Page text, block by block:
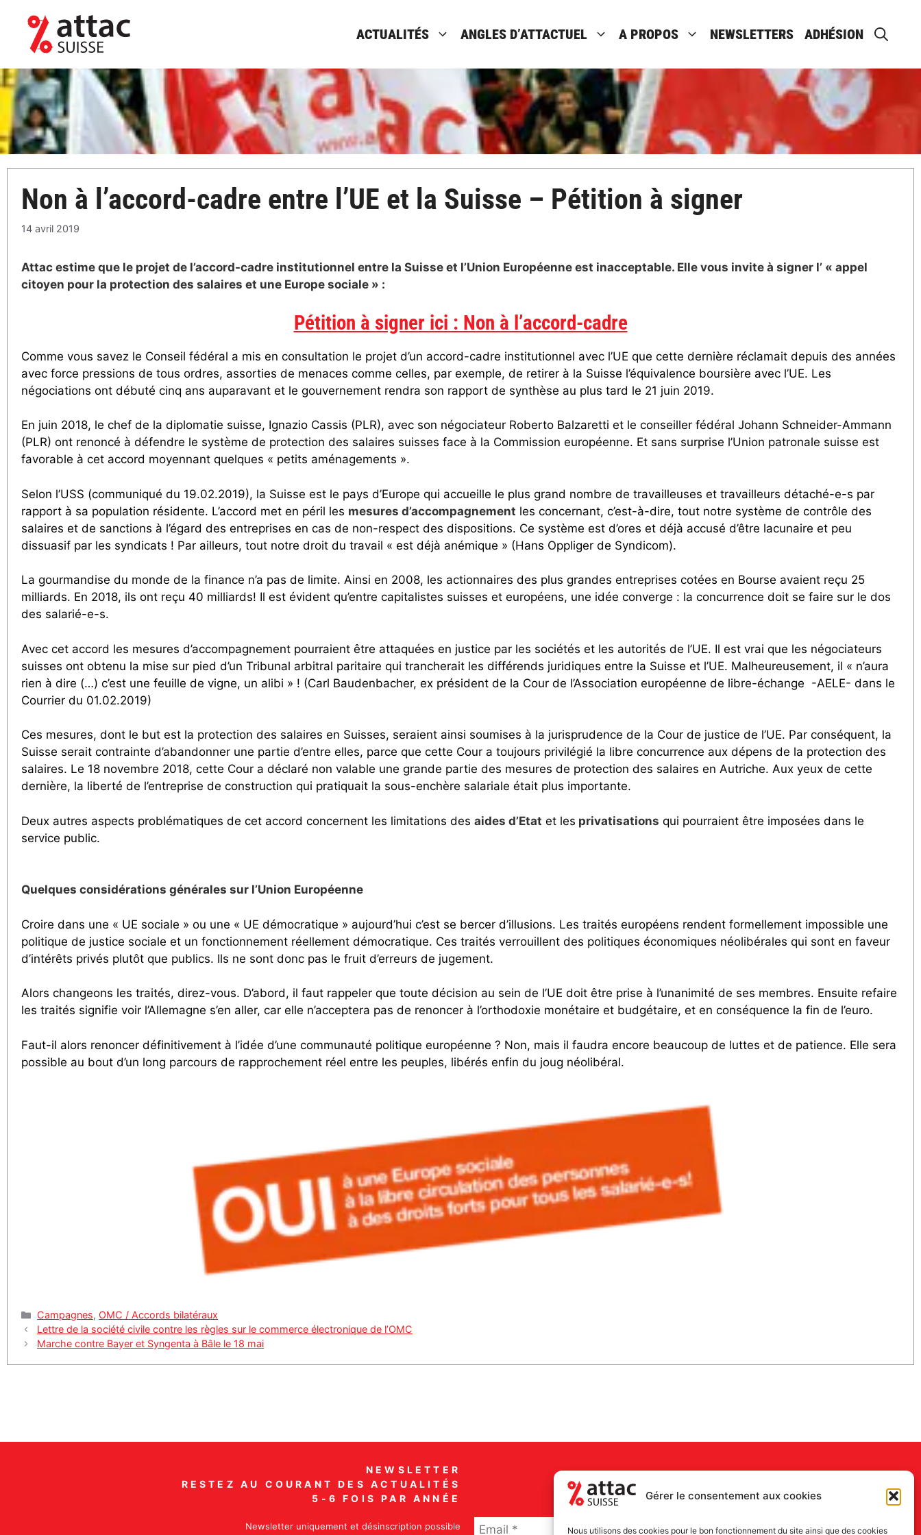
Gérer le consentement aux cookies
Nous utilisons des cookies pour le bon fonctionnement du site ainsi que des cookies
contenu
ACTUALITÉS ANGLES D’ATTACTUEL A PROPOS NEWSLETTERS ADHÉSION
Non à l’accord-cadre entre l’UE et la Suisse – Pétition à signer
14 avril 2019
Attac estime que le projet de l’accord-cadre institutionnel entre la Suisse et l’Union Européenne est inacceptable. Elle vous invite à signer l’ « appel
citoyen pour la protection des salaires et une Europe sociale » :
Pétition à signer ici : Non à l’accord-cadre
Comme vous savez le Conseil fédéral a mis en consultation le projet d’un accord-cadre institutionnel avec l’UE que cette dernière réclamait depuis des années
avec force pressions de tous ordres, assorties de menaces comme celles, par exemple, de retirer à la Suisse l’équivalence boursière avec l’UE. Les
négociations ont débuté cinq ans auparavant et le gouvernement rendra son rapport de synthèse au plus tard le 21 juin 2019.
En juin 2018, le chef de la diplomatie suisse, Ignazio Cassis (PLR), avec son négociateur Roberto Balzaretti et le conseiller fédéral Johann Schneider-Ammann
(PLR) ont renoncé à défendre le système de protection des salaires suisses face à la Commission européenne. Et sans surprise l’Union patronale suisse est
favorable à cet accord moyennant quelques « petits aménagements ».
Selon l’USS (communiqué du 19.02.2019), la Suisse est le pays d’Europe qui accueille le plus grand nombre de travailleuses et travailleurs détaché-e-s par
rapport à sa population résidente. L’accord met en péril les mesures d’accompagnement les concernant, c’est-à-dire, tout notre système de contrôle des
salaires et de sanctions à l’égard des entreprises en cas de non-respect des dispositions. Ce système est d’ores et déjà accusé d’être lacunaire et peu
dissuasif par les syndicats ! Par ailleurs, tout notre droit du travail « est déjà anémique » (Hans Oppliger de Syndicom).
La gourmandise du monde de la finance n’a pas de limite. Ainsi en 2008, les actionnaires des plus grandes entreprises cotées en Bourse avaient reçu 25
milliards. En 2018, ils ont reçu 40 milliards! Il est évident qu’entre capitalistes suisses et européens, une idée converge : la concurrence doit se faire sur le dos
des salarié-e-s.
Avec cet accord les mesures d’accompagnement pourraient être attaquées en justice par les sociétés et les autorités de l’UE. Il est vrai que les négociateurs
suisses ont obtenu la mise sur pied d’un Tribunal arbitral paritaire qui trancherait les différends juridiques entre la Suisse et l’UE. Malheureusement, il « n’aura
rien à dire (…) c’est une feuille de vigne, un alibi » ! (Carl Baudenbacher, ex président de la Cour de l’Association européenne de libre-échange -AELE- dans le
Courrier du 01.02.2019)
Ces mesures, dont le but est la protection des salaires en Suisses, seraient ainsi soumises à la jurisprudence de la Cour de justice de l’UE. Par conséquent, la
Suisse serait contrainte d’abandonner une partie d’entre elles, parce que cette Cour a toujours privilégié la libre concurrence aux dépens de la protection des
salaires. Le 18 novembre 2018, cette Cour a déclaré non valable une grande partie des mesures de protection des salaires en Autriche. Aux yeux de cette
dernière, la liberté de l’entreprise de construction qui pratiquait la sous-enchère salariale était plus importante.
Deux autres aspects problématiques de cet accord concernent les limitations des aides d’Etat et les privatisations qui pourraient être imposées dans le
service public.
Quelques considérations générales sur l’Union Européenne
Croire dans une « UE sociale » ou une « UE démocratique » aujourd’hui c’est se bercer d’illusions. Les traités européens rendent formellement impossible une
politique de justice sociale et un fonctionnement réellement démocratique. Ces traités verrouillent des politiques économiques néolibérales qui sont en faveur
d’intérêts privés plutôt que publics. Ils ne sont donc pas le fruit d’erreurs de jugement.
Alors changeons les traités, direz-vous. D’abord, il faut rappeler que toute décision au sein de l’UE doit être prise à l’unanimité de ses membres. Ensuite refaire
les traités signifie voir l’Allemagne s’en aller, car elle n’acceptera pas de renoncer à l’orthodoxie monétaire et budgétaire, et en conséquence la fin de l’euro.
Faut-il alors renoncer définitivement à l’idée d’une communauté politique européenne ? Non, mais il faudra encore beaucoup de luttes et de patience. Elle sera
possible au bout d’un long parcours de rapprochement réel entre les peuples, libérés enfin du joug néolibéral.
Catégories
Campagnes, OMC / Accords bilatéraux
Lettre de la société civile contre les règles sur le commerce électronique de l’OMC
Marche contre Bayer et Syngenta à Bâle le 18 mai
NEWSLETTER
RESTEZ AU COURANT DES ACTUALITÉS
5-6 FOIS PAR ANNÉE
Newsletter uniquement et désinscription possible